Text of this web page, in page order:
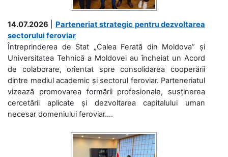
14.07.2026
Parteneriat strategic pentru dezvoltarea
sectorului feroviar
Întreprinderea de Stat „Calea Ferată din Moldova” și
Universitatea Tehnică a Moldovei au încheiat un Acord
de colaborare, orientat spre consolidarea cooperării
dintre mediul academic și sectorul feroviar. Parteneriatul
vizează promovarea formării profesionale, susținerea
cercetării aplicate și dezvoltarea capitalului uman
necesar domeniului feroviar....